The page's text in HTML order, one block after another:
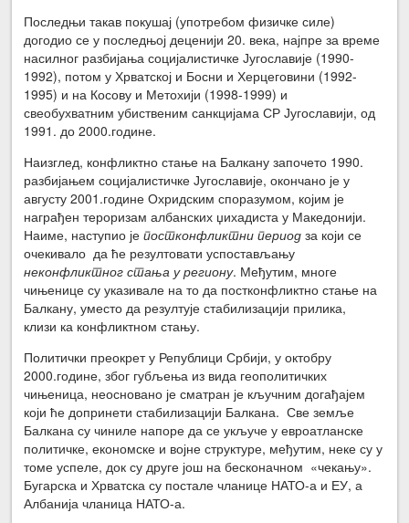
Последњи такав покушај (употребом физичке силе)
догодио се у последњој деценији 20. века, најпре за време
насилног разбијања социјалистичке Југославије (1990-
1992), потом у Хрватској и Босни и Херцеговини (1992-
1995) и на Косову и Метохији (1998-1999) и
свеобухватним убиственим санкцијама СР Југославији, од
1991. до 2000.године.
Наизглед, конфликтно стање на Балкану започето 1990.
разбијањем социјалистичке Југославије, окончано је у
августу 2001.године Охридским споразумом, којим је
награђен тероризам албанских џихадиста у Македонији.
Наиме, наступио јепостконфликтни периодза који се
очекивало да ће резултовати успостављању
неконфликтног стања у региону. Међутим, многе
чињенице су указивале на то да постконфликтно стање на
Балкану, уместо да резултује стабилизацији прилика,
клизи ка конфликтном стању.
Политички преокрет у Републици Србији, у октобру
2000.године, због губљења из вида геополитичких
чињеница, неосновано је сматран је кључним догађајем
који ће допринети стабилизацији Балкана. Све земље
Балкана су чиниле напоре да се укључе у евроатланске
политичке, економске и војне структуре, међутим, неке су у
томе успеле, док су друге још на бесконачном «чекању».
Бугарска и Хрватска су постале чланице НАТО-а и ЕУ, а
Албанија чланица НАТО-а.